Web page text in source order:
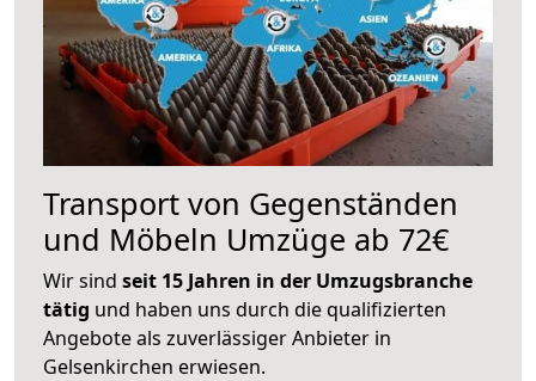
Transport von Gegenständen
und Möbeln Umzüge ab 72€
Wir sind seit 15 Jahren in der Umzugsbranche
tätig und haben uns durch die qualifizierten
Angebote als zuverlässiger Anbieter in
Gelsenkirchen erwiesen.